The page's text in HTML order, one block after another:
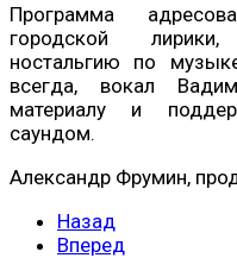
Программа
городской
ностальгию по
всегда, вокал
материалу и
саундом.
Александр Фрумин,
Назад
Вперед